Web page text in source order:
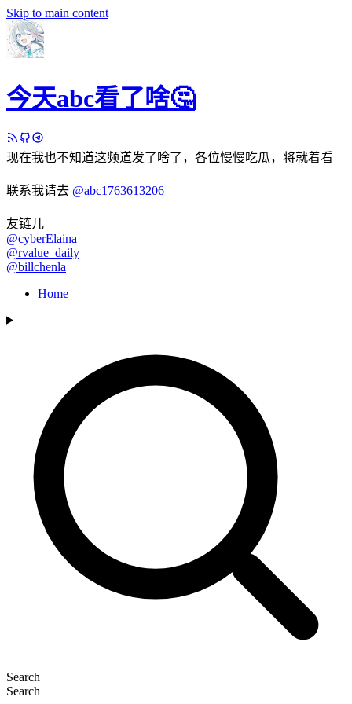
Skip to main content
今天abc看了啥🤔
现在我也不知道这频道发了啥了，各位慢慢吃瓜，将就着看
联系我请去 @abc1763613206
友链儿
@cyberElaina
@rvalue_daily
@billchenla
Home
Search
Search